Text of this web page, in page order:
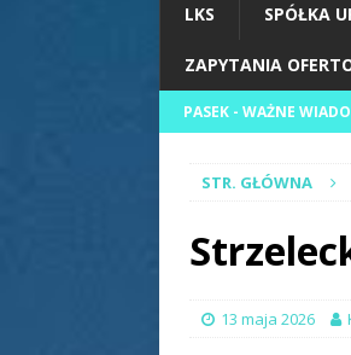
LKS SPÓŁKA
ZAPYTANIA
PASEK - WAŻNE
STR. GŁÓWNA
13 maja 2026